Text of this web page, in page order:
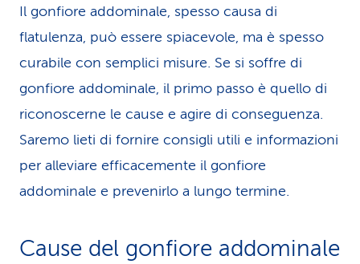
Il gonfiore addominale, spesso causa di
flatulenza, può essere spiacevole, ma è spesso
curabile con semplici misure. Se si soffre di
gonfiore addominale, il primo passo è quello di
riconoscerne le cause e agire di conseguenza.
Saremo lieti di fornire consigli utili e informazioni
per alleviare efficacemente il gonfiore
addominale e prevenirlo a lungo termine.
Cause del gonfiore addominale